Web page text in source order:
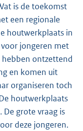
is de toekomst
een regionale
houtwerkplaats in
voor jongeren met
hebben ontzettend
en komen uit
organiseren toch
houtwerkplaats
grote vraag is
deze jongeren.